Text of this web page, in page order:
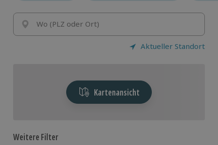
Wo (PLZ oder Ort)
Aktueller Standort
Kartenansicht
Weitere Filter